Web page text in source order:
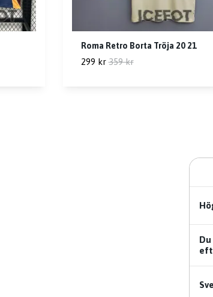
Roma Retro Borta Tröja 20 21
299 kr 359 kr